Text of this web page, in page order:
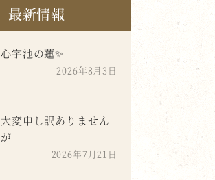
最新情報
心字池の蓮✨
2026年8月3日
大変申し訳ありません
が
2026年7月21日